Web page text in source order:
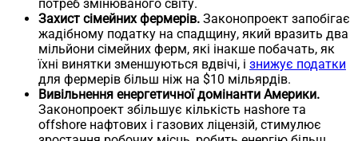
потреб змінюваного світу.
Захист сімейних фермерів. Законопроект запобігає
жадібному податку на спадщину, який вразить два
мільйони сімейних ферм, які інакше побачать, як
їхні винятки зменшуються вдвічі, і знижує податки
для фермерів більш ніж на $10 мільярдів.
Вивільнення енергетичної домінанти Америки.
Законопроект збільшує кількість наshore та
offshore нафтових і газових ліцензій, стимулює